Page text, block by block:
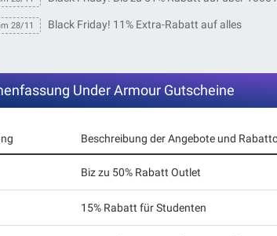
28/11 Black Friday! 11% Extra-Rabatt auf alles
Under Armour Gutscheine
Beschreibung der Angebote und
Biz zu 50% Rabatt Outlet
15% Rabatt für Studenten